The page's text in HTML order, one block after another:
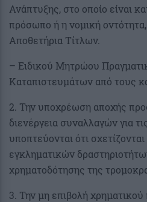
Ανάπτυξης, στο οποίο είναι
πρόσωπο ή η νομική
Αποθετήρια Τίτλων.
– Ειδικού Μητρώου
Καταπιστευμάτων από τους
2. Την υποχρέωση αποχής
διενέργεια συναλλαγών για
υποπτεύονται ότι
εγκληματικών
χρηματοδότησης της
3. Την μη επιβολή χρηματικού